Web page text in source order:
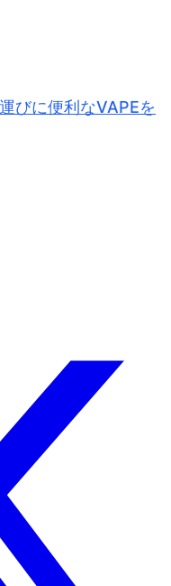
びに便利なVAPEを